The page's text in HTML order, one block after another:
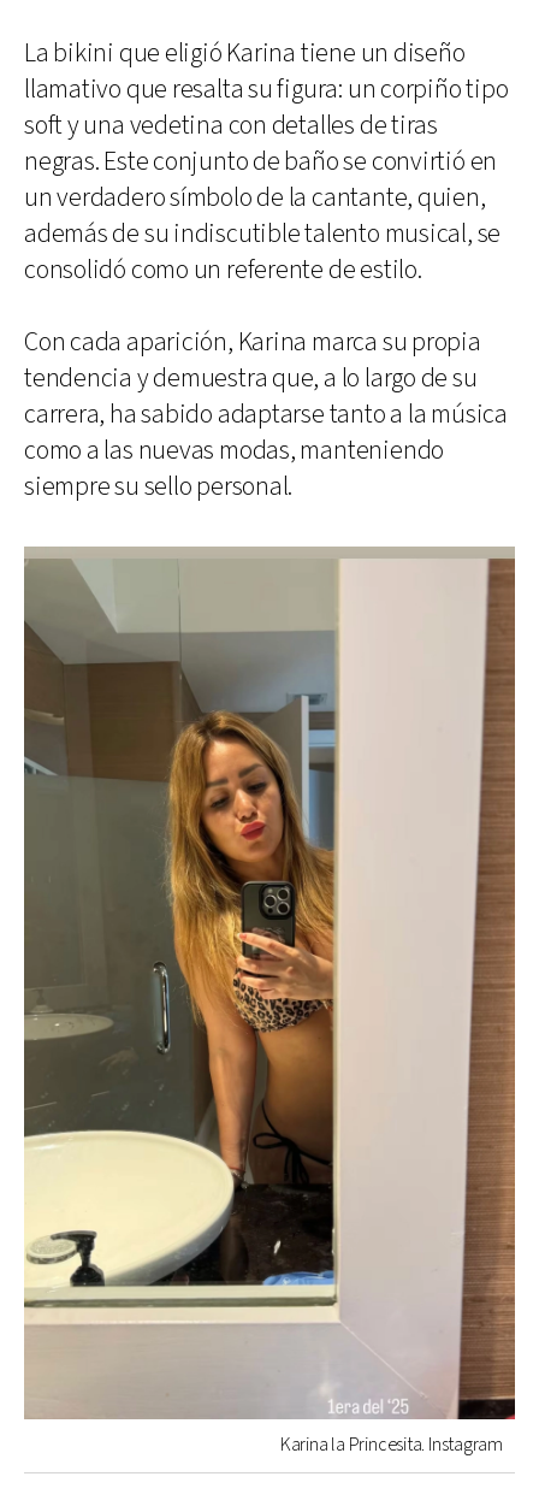
La bikini que eligió Karina tiene un diseño
llamativo que resalta su figura: un corpiño tipo
soft y una vedetina con detalles de tiras
negras. Este conjunto de baño se convirtió en
un verdadero símbolo de la cantante, quien,
además de su indiscutible talento musical, se
consolidó como un referente de estilo.
Con cada aparición, Karina marca su propia
tendencia y demuestra que, a lo largo de su
carrera, ha sabido adaptarse tanto a la música
como a las nuevas modas, manteniendo
siempre su sello personal.
Karina la Princesita. Instagram